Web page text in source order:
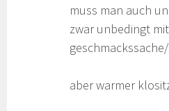
muss man auch
zwar unbedingt
aber warmer